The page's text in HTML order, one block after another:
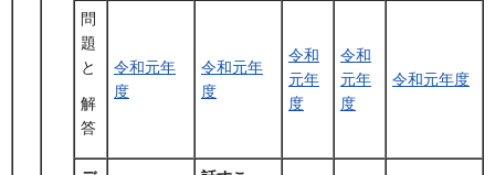
問
題
と
解
答
令和元年
度
令和元年
度
令和
元年
度
令和
元年
度
令和元年度